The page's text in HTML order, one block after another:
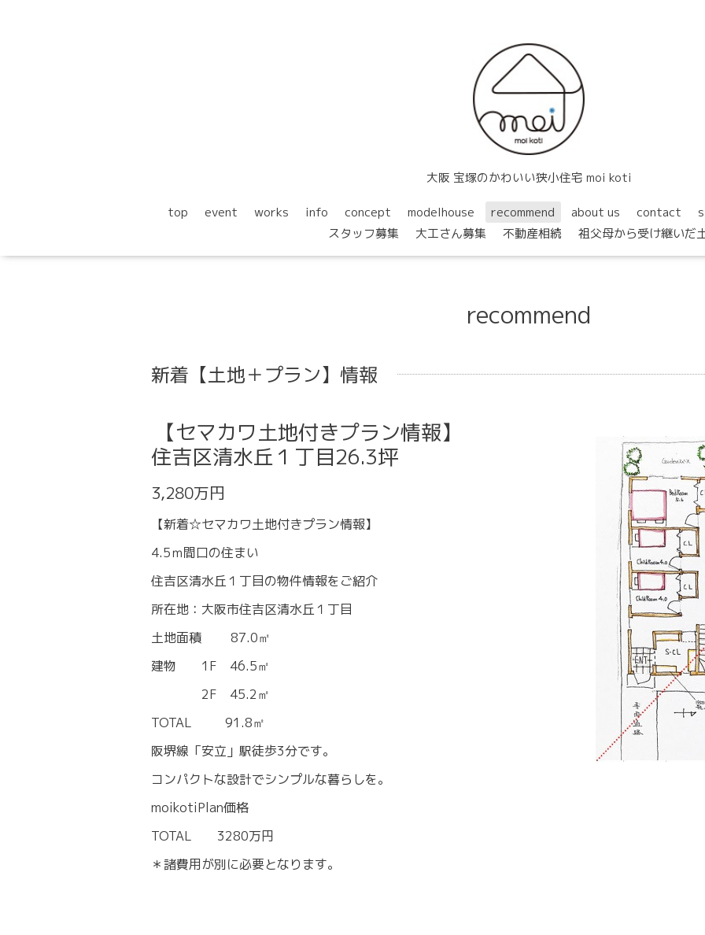
大阪 宝塚のかわいい狭小住宅 moi koti
top event works info concept modelhouse recommend about us contact
スタッフ募集
大工さん募集 不動産相続 祖父母から受け継いだ
recommend
新着【土地＋プラン】情報
【セマカワ土地付きプラン情報】
住吉区清水丘１丁目26.3坪
3,280万円
【新着☆セマカワ土地付きプラン情報】
4.5ｍ間口の住まい
住吉区清水丘１丁目の物件情報をご紹介
所在地：大阪市住吉区清水丘１丁目
土地面積 87.0㎡
建物 1F 46.5㎡
2F 45.2㎡
TOTAL 91.8㎡
阪堺線「安立」駅徒歩3分です。
コンパクトな設計でシンプルな暮らしを。
moikotiPlan価格
TOTAL 3280万円
＊諸費用が別に必要となります。